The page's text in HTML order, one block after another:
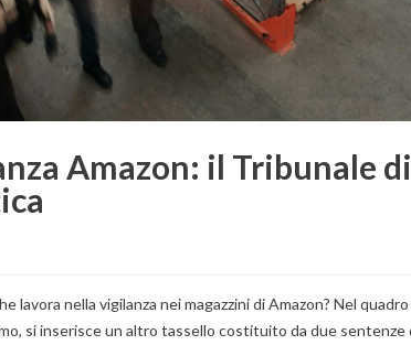
Amazon: il Tribunale
lavora nella vigilanza nei magazzini di Amazon? Nel
si inserisce un altro tassello costituito da due sentenze